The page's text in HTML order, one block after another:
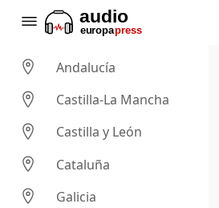
Andalucía
Castilla-La Mancha
Castilla y León
Cataluña
Galicia